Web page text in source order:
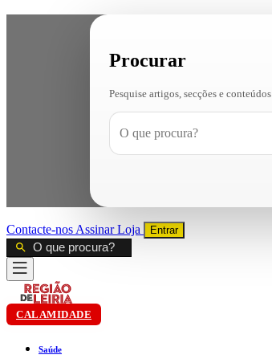
Procurar
Pesquise artigos, secções e conteúdos
Contacte-nos AssinarLoja Entrar
CALAMIDADE
Saúde